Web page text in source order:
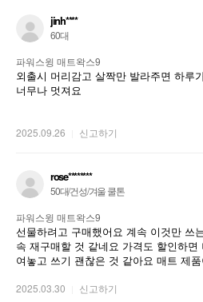
jinh****
60대
파워스윙 매트왁스9
외출시 머리감고 살짝만 발라주면 하루
너무나 멋져요
2025.09.26 신고하기
rose********
50대/건성/겨울 쿨톤
파워스윙 매트왁스9
선물하려고 구매했어요 계속 이것만 쓰
속 재구매할 것 같네요 가격도 할인하면
여놓고 쓰기 괜찮은 것 같아요 매트 제
2025.03.30 신고하기